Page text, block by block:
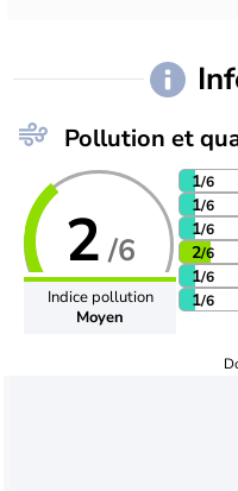
Pollution et
2 /6
Indice pollution
Moyen
1/6
1/6
1/6
2/6
1/6
1/6